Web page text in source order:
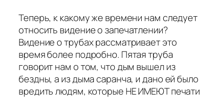
Теперь, к какому же времени нам следует
относить видение о запечатлении?
Видение о трубах рассматривает это
время более подробно. Пятая труба
говорит нам о том, что дым вышел из
бездны, а из дыма саранча, и дано ей было
вредить людям, которые НЕ ИМЕЮТ печати